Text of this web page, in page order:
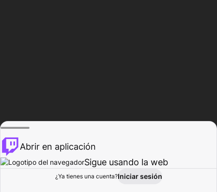
Explorar Actividad
Abrir en aplicación
Sigue usando la web
¿Ya tienes una cuenta?Iniciar sesión